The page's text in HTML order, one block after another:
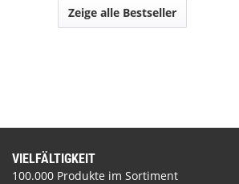
Zeige alle Bestseller
VIELFÄLTIGKEIT
100.000 Produkte im Sortiment